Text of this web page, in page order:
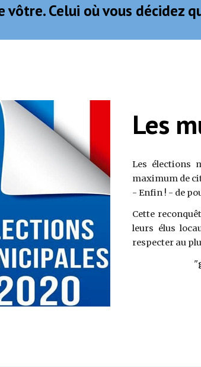
vôtre. Celui où vous décidez
Les
Les élections
maximum de
- Enfin ! - de
Cette
leurs élus
respecter au
"